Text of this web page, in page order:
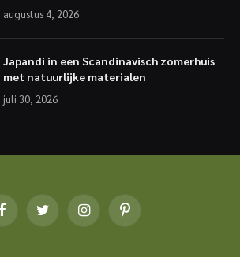
augustus 4, 2026
Japandi in een Scandinavisch zomerhuis
met natuurlijke materialen
juli 30, 2026
FacebookTwitter InstagramPinterest